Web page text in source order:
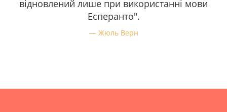
відновлений лише при використанні мови
Есперанто".
Жюль Верн